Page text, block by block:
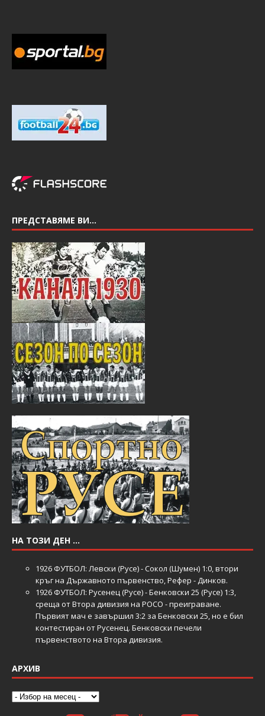
ПРЕДСТАВЯМЕ ВИ…
НА ТОЗИ ДЕН …
1926 ФУТБОЛ: Левски (Русе) - Сокол (Шумен) 1:0, втори
кръг на Държавното първенство, Рефер - Динков.
1926 ФУТБОЛ: Русенец (Русе) - Бенковски 25 (Русе) 1:3,
среща от Втора дивизия на РОСО - преиграване.
Първият мач е завършил 3:2 за Бенковски 25, но е бил
контестиран от Русенец. Бенковски печели
първенството на Втора дивизия.
АРХИВ